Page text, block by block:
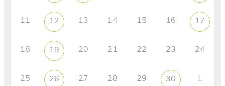
11 12 13 14 15 16 17
18 19 20 21 22 23 24
25 26 27 28 29 30 1